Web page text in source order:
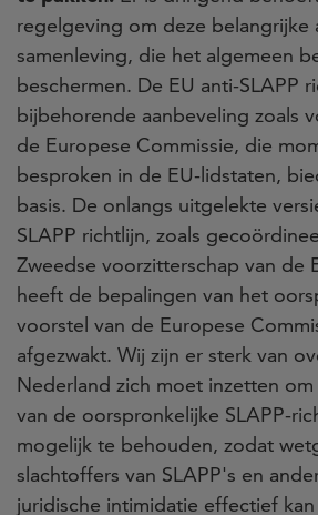
regelgeving om deze belangrijke
samenleving, die het algemeen
beschermen. De EU anti-SLAPP
bijbehorende aanbeveling zoals
de Europese Commissie, die
besproken in de EU-lidstaten,
basis. De onlangs uitgelekte
SLAPP richtlijn, zoals
Zweedse voorzitterschap van de
heeft de bepalingen van het
voorstel van de Europese
afgezwakt. Wij zijn er sterk van
Nederland zich moet inzetten
van de oorspronkelijke SLAPP-
mogelijk te behouden, zodat
slachtoffers van SLAPP's en
juridische intimidatie effectief